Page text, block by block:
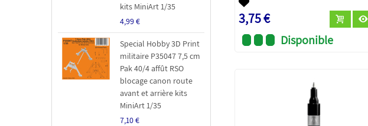
kits MiniArt 1/35
4,99 €
Special Hobby 3D Print
militaire P35047 7,5 cm
Pak 40/4 affût RSO
blocage canon route
avant et arrière kits
MiniArt 1/35
7,10 €
3,75 €
Disponible